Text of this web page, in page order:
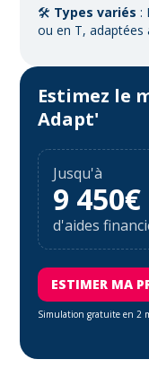
🛠️ Types variés :
ou en T, adaptées
Estimez le
Adapt'
Jusqu'à
9 450€
d'aides
ESTIMER MA
Simulation gratuite en 2